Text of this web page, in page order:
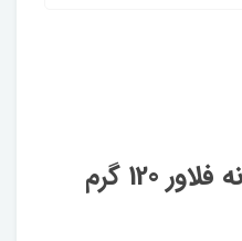
غذای رشد هد و روزانه فلاور 120 گرم